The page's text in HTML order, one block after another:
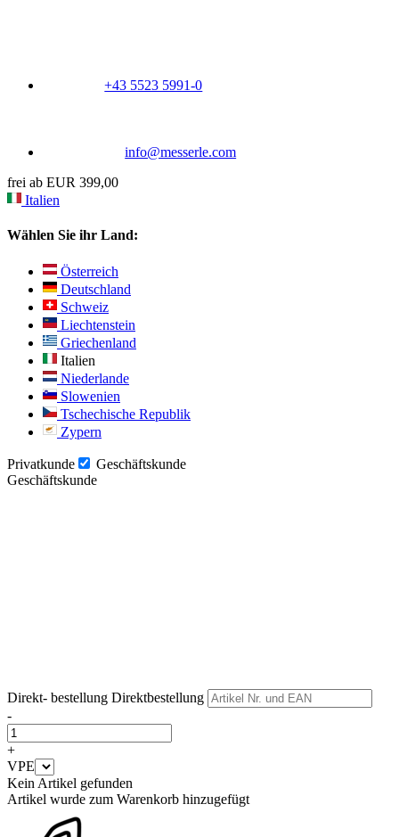
+43 5523 5991-0
info@messerle.com
frei ab EUR 399,00
Italien
Wählen Sie ihr Land:
Österreich
Deutschland
Schweiz
Liechtenstein
Griechenland
Italien
Niederlande
Slowenien
Tschechische Republik
Zypern
Privatkunde
Geschäftskunde
Geschäftskunde
Direkt- bestellung Direktbestellung
-
+
VPE
Kein Artikel gefunden
Artikel wurde zum Warenkorb hinzugefügt